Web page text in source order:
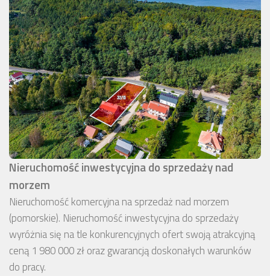
Nieruchomość inwestycyjna do sprzedaży nad
morzem
Nieruchomość komercyjna na sprzedaż nad morzem
(pomorskie). Nieruchomość inwestycyjna do sprzedaży
wyróżnia się na tle konkurencyjnych ofert swoją atrakcyjną
ceną 1 980 000 zł oraz gwarancją doskonałych warunków
do pracy.